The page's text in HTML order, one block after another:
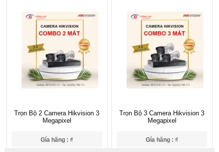
Trọn Bộ 2 Camera Hikvision 3
Megapixel
Gía hãng : ₫
Trọn Bộ 3 Camera Hikvision 3
Megapixel
Gía hãng : ₫